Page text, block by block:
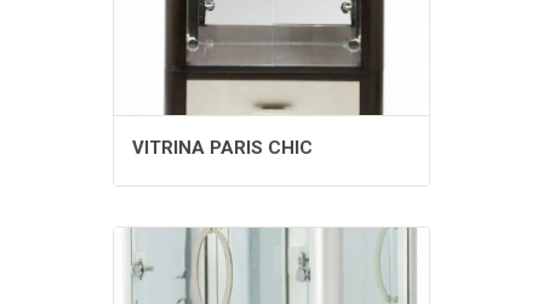
VITRINA PARIS CHIC